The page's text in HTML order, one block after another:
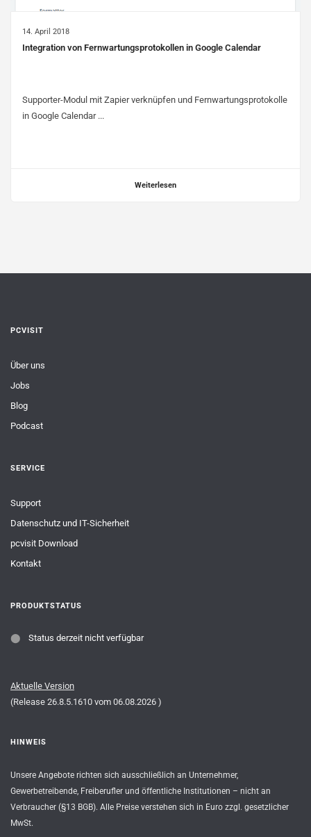
14. April 2018
Integration von Fernwartungsprotokollen in Google Calendar
Supporter-Modul mit Zapier verknüpfen und Fernwartungsprotokolle
in Google Calendar ...
Weiterlesen
PCVISIT
Über uns
Jobs
Blog
Podcast
SERVICE
Support
Datenschutz und IT-Sicherheit
pcvisit Download
Kontakt
PRODUKTSTATUS
⬤ Status derzeit nicht verfügbar
Aktuelle Version
(Release 26.8.5.1610 vom 06.08.2026 )
HINWEIS
Unsere Angebote richten sich ausschließlich an Unternehmer,
Gewerbetreibende, Freiberufler und öffentliche Institutionen – nicht an
Verbraucher (§13 BGB). Alle Preise verstehen sich in Euro zzgl. gesetzlicher
MwSt.